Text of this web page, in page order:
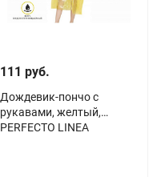
111 руб.
Дождевик-пончо c
рукавами, желтый,
PERFECTO LINEA